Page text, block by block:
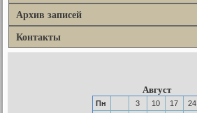
Архив записей
Контакты
Август
Пн 3 10 17 24